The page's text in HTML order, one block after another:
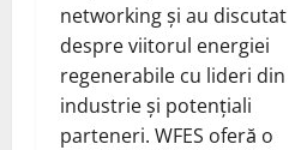
networking și au discutat
despre viitorul energiei
regenerabile cu lideri din
industrie și potențiali
parteneri. WFES oferă o